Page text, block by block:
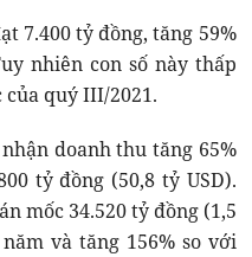
7.400 tỷ đồng, tăng 59%
nhiên con số này thấp
quý III/2021.
doanh thu tăng 65%
tỷ đồng (50,8 tỷ USD).
mốc 34.520 tỷ đồng (1,5
và tăng 156% so với